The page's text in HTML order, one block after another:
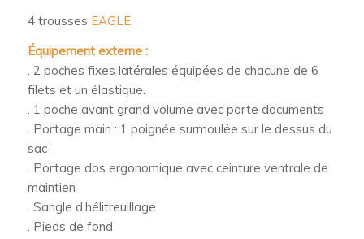
4 trousses EAGLE
Équipement externe :
. 2 poches fixes latérales équipées de chacune de 6
filets et un élastique.
. 1 poche avant grand volume avec porte documents
. Portage main : 1 poignée surmoulée sur le dessus du
sac
. Portage dos ergonomique avec ceinture ventrale de
maintien
. Sangle d’hélitreuillage
. Pieds de fond